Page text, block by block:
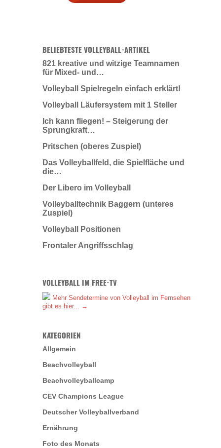
BELIEBTESTE VOLLEYBALL-ARTIKEL
821 kreative und witzige Teamnamen
für Mixed- und…
Volleyball Spielregeln einfach erklärt!
Volleyball Läufersystem mit 1 Steller
Ich kann fliegen! – Steigerung der
Sprungkraft…
Pritschen (oberes Zuspiel)
Das Volleyballfeld, die Spielfläche und
die…
Der Libero im Volleyball
Volleyballtechnik Baggern (unteres
Zuspiel)
Volleyball Positionen
Frontaler Angriffsschlag
VOLLEYBALL IM FREE-TV
Mehr Sendetermine von Volleyball im Fernsehen
gibt es hier... →
KATEGORIEN
Allgemein
Beachvolleyball
Beachvolleyballcamp
CEV Champions League
Deutscher Volleyballverband
Ernährung
Foto des Monats